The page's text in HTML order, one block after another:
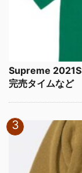
Supreme
完売タイムなど